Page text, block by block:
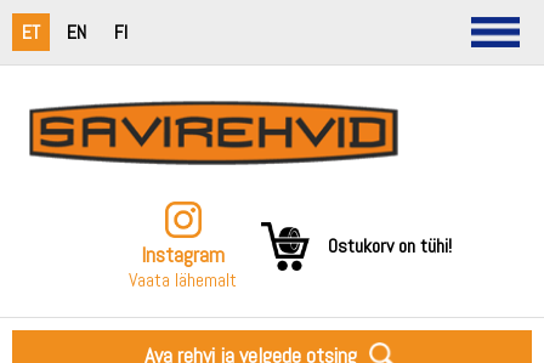
ET EN FI
Instagram
Vaata lähemalt
Ostukorv on tühi!
Ava rehvi ja velgede otsing